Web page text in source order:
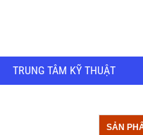
TRUNG TÂM KỸ THUẬT
SẢN